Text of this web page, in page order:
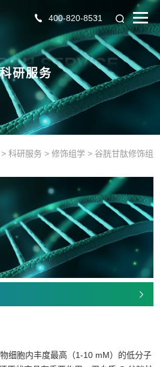
400-820-8531
SERVICE
科研服务
> 科研服务 > 修饰组学> 谷胱甘肽修饰组
细胞内丰度最高（1-10 mM）的低分子